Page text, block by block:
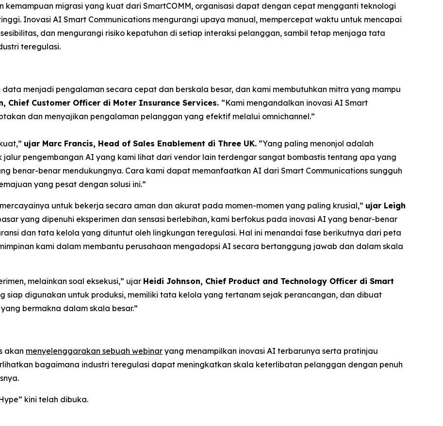
kemampuan migrasi yang kuat dari SmartCOMM, organisasi dapat dengan cepat mengganti teknologi
Inovasi AI Smart Communications mengurangi upaya manual, mempercepat waktu untuk mencapai
dan mengurangi risiko kepatuhan di setiap interaksi pelanggan, sambil tetap menjaga tata
teregulasi.
data menjadi pengalaman secara cepat dan berskala besar, dan kami membutuhkan mitra yang mampu
Chief Customer Officer di Moter Insurance Services. “Kami mengandalkan inovasi AI Smart
dan menyajikan pengalaman pelanggan yang efektif melalui omnichannel.”
ujar Marc Francis, Head of Sales Enablement di Three UK. “Yang paling menonjol adalah
jalur pengembangan AI yang kami lihat dari vendor lain terdengar sangat bombastis tentang apa yang
benar-benar mendukungnya. Cara kami dapat memanfaatkan AI dari Smart Communications sungguh
yang pesat dengan solusi ini.”
untuk bekerja secara aman dan akurat pada momen-momen yang paling krusial,” ujar Leigh
yang dipenuhi eksperimen dan sensasi berlebihan, kami berfokus pada inovasi AI yang benar-benar
dan tata kelola yang dituntut oleh lingkungan teregulasi. Hal ini menandai fase berikutnya dari peta
kami dalam membantu perusahaan mengadopsi AI secara bertanggung jawab dan dalam skala
melainkan soal eksekusi,” ujar Heidi Johnson, Chief Product and Technology Officer di Smart
siap digunakan untuk produksi, memiliki tata kelola yang tertanam sejak perancangan, dan dibuat
bermakna dalam skala besar.”
akan menyelenggarakan sebuah webinar yang menampilkan inovasi AI terbarunya serta pratinjau
bagaimana industri teregulasi dapat meningkatkan skala keterlibatan pelanggan dengan penuh
kini telah dibuka.